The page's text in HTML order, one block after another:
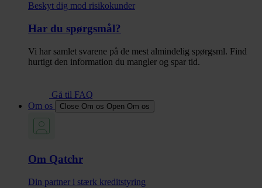
Beskyt dig mod risikokunder
Har du spørgsmål?
Vi har samlet svarene på de mest almindelig spørgsml. Find
hurtigt den information du mangler og spar tid.
Gå til FAQ
Om os
Close Om os Open Om os
Om Qatchr
Din partner i stærk kreditstyring